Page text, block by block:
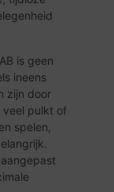
is geen
ineens
zijn door
veel pulkt of
spelen,